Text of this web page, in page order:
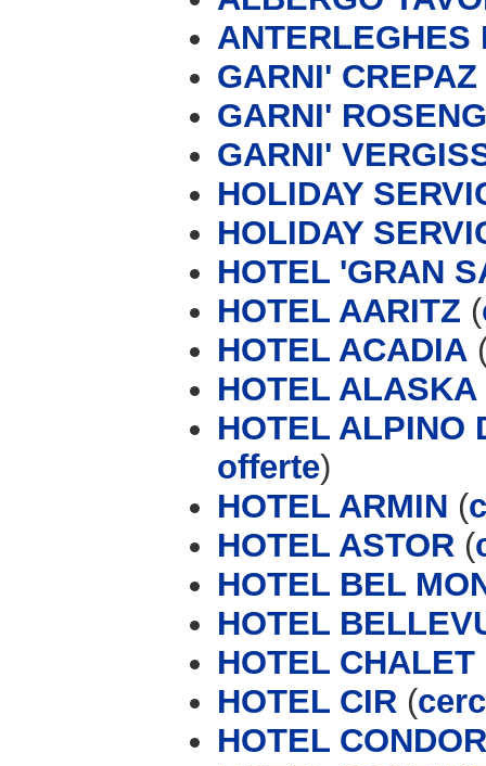
ANTERLEGHES
GARNI' CREPAZ
GARNI'
GARNI'
HOLIDAY
HOLIDAY
HOTEL 'GRAN
HOTEL AARITZ (
HOTEL ACADIA
HOTEL ALASKA
HOTEL ALPINO
offerte)
HOTEL ARMIN (
HOTEL ASTOR (
HOTEL BEL
HOTEL
HOTEL
HOTEL CIR (
HOTEL CONDOR